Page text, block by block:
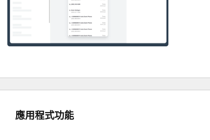
應用程式功能